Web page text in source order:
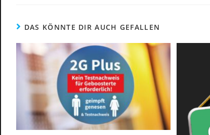
DAS KÖNNTE DIR AUCH GEFALLEN